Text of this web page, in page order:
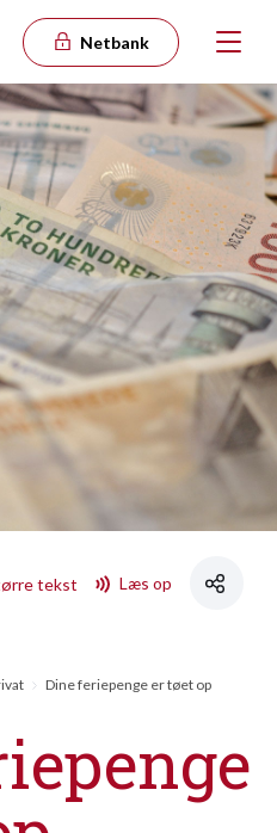
Netbank
tekst Læs op
Dine feriepenge er tøet op